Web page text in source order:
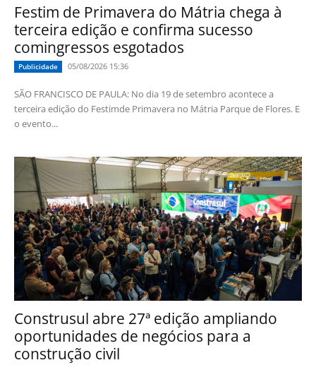
Festim de Primavera do Mátria chega à
terceira edição e confirma sucesso
comingressos esgotados
Publicidade 05/08/2026 15:36
SÃO FRANCISCO DE PAULA: No dia 19 de setembro acontece a
terceira edição do Festimde Primavera no Mátria Parque de Flores. E
o evento...
Construsul abre 27ª edição ampliando
oportunidades de negócios para a
construção civil